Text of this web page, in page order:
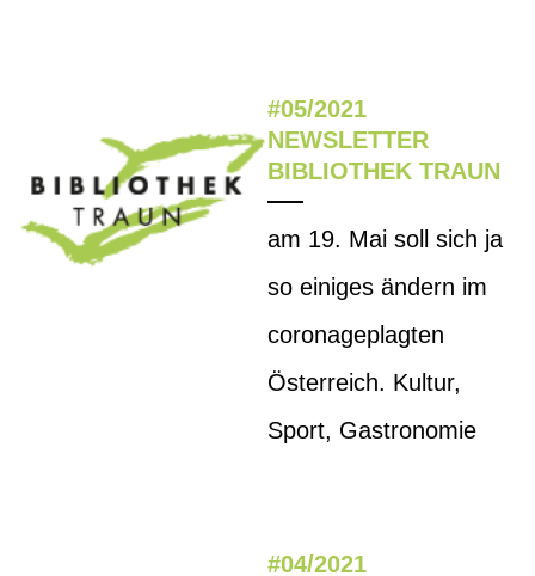
#05/2021
NEWSLETTER
BIBLIOTHEK TRAUN
am 19. Mai soll sich ja
so einiges ändern im
coronageplagten
Österreich. Kultur,
Sport, Gastronomie
#04/2021